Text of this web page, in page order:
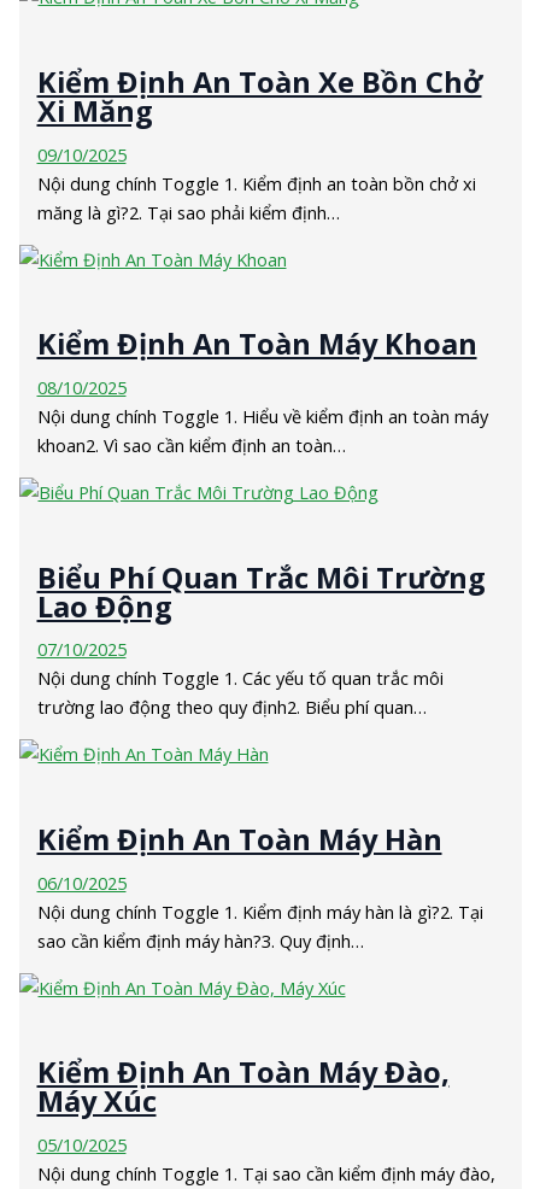
Kiểm Định An Toàn Xe Bồn Chở
Xi Măng
09/10/2025
Nội dung chính Toggle 1. Kiểm định an toàn bồn chở xi
măng là gì?2. Tại sao phải kiểm định…
Kiểm Định An Toàn Máy Khoan
08/10/2025
Nội dung chính Toggle 1. Hiểu về kiểm định an toàn máy
khoan2. Vì sao cần kiểm định an toàn…
Biểu Phí Quan Trắc Môi Trường
Lao Động
07/10/2025
Nội dung chính Toggle 1. Các yếu tố quan trắc môi
trường lao động theo quy định2. Biểu phí quan…
Kiểm Định An Toàn Máy Hàn
06/10/2025
Nội dung chính Toggle 1. Kiểm định máy hàn là gì?2. Tại
sao cần kiểm định máy hàn?3. Quy định…
Kiểm Định An Toàn Máy Đào,
Máy Xúc
05/10/2025
Nội dung chính Toggle 1. Tại sao cần kiểm định máy đào,